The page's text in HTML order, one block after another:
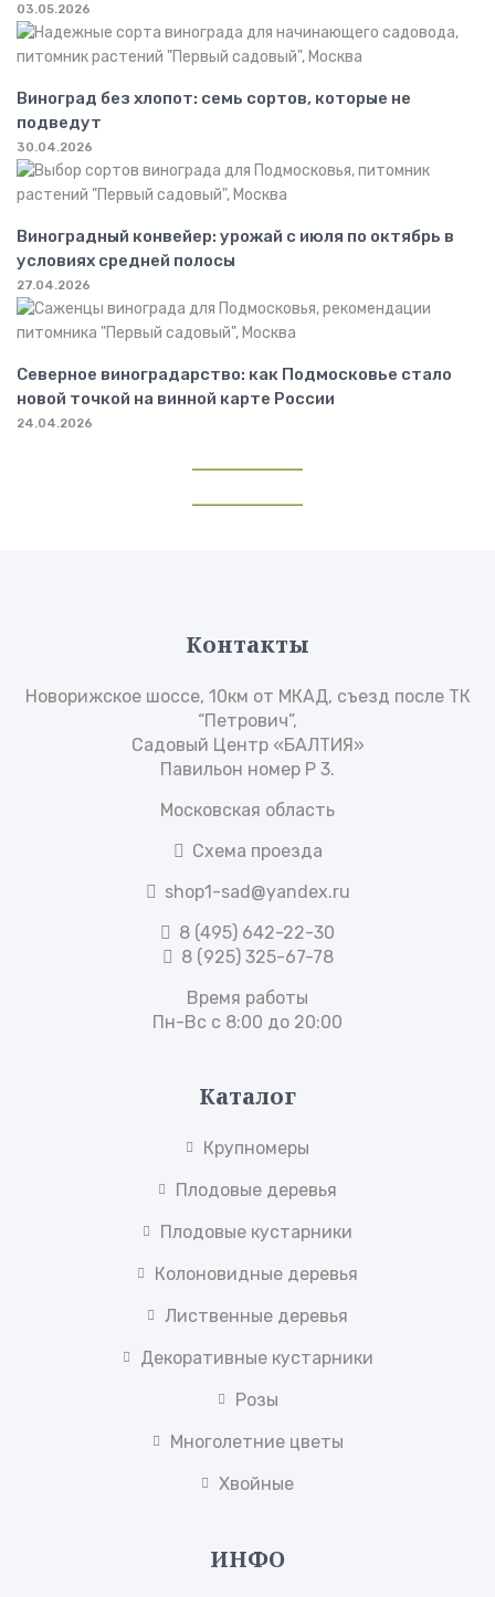
03.05.2026
Виноград без хлопот: семь сортов, которые не
подведут
30.04.2026
Виноградный конвейер: урожай с июля по октябрь в
условиях средней полосы
27.04.2026
Северное виноградарство: как Подмосковье стало
новой точкой на винной карте России
24.04.2026
Контакты
Новорижское шоссе, 10км от МКАД, съезд после ТК
“Петрович”,
Садовый Центр «БАЛТИЯ»
Павильон номер Р 3.
Московская область
Схема проезда
shop1-sad@yandex.ru
8 (495) 642-22-30
8 (925) 325-67-78
Время работы
Пн-Вс с 8:00 до 20:00
Каталог
Крупномеры
Плодовые деревья
Плодовые кустарники
Колоновидные деревья
Лиственные деревья
Декоративные кустарники
Розы
Многолетние цветы
Хвойные
ИНФО